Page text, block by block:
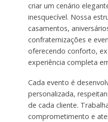
criar um cenário
inesquecível. Nossa
casamentos,
confraternizações e
oferecendo conforto,
experiência completa
Cada evento é
personalizada,
de cada cliente.
comprometimento e